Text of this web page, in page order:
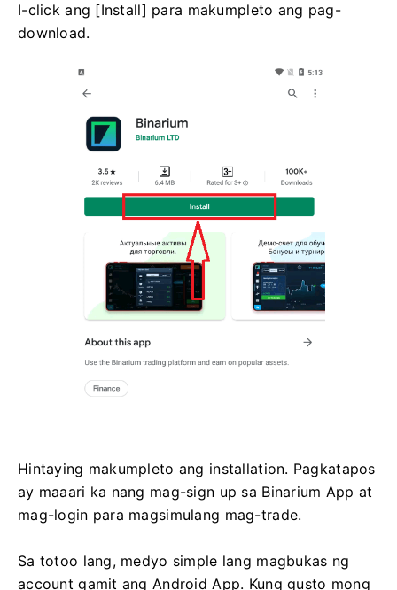
I-click ang [Install] para makumpleto ang pag-
download.
Hintaying makumpleto ang installation. Pagkatapos
ay maaari ka nang mag-sign up sa Binarium App at
mag-login para magsimulang mag-trade.
Sa totoo lang, medyo simple lang magbukas ng
account gamit ang Android App. Kung gusto mong